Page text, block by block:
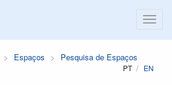
Espaços Pesquisa de Espaços
PT EN